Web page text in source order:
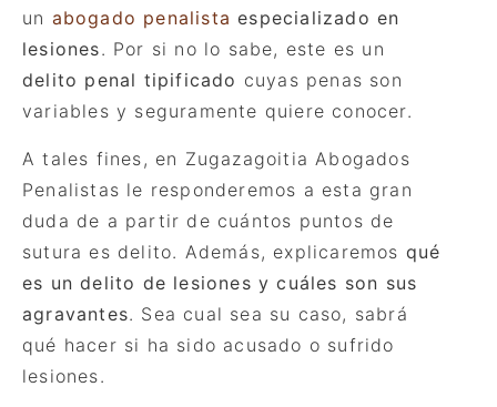
un abogado penalista especializado en
lesiones. Por si no lo sabe, este es un
delito penal tipificado cuyas penas son
variables y seguramente quiere conocer.
A tales fines, en Zugazagoitia Abogados
Penalistas le responderemos a esta gran
duda de a partir de cuántos puntos de
sutura es delito. Ademá s, explicaremos qué
es un delito de lesiones y cuáles son sus
agravantes. Sea cual sea su caso, sabrá
qué hacer si ha sido acusado o sufrido
lesiones.